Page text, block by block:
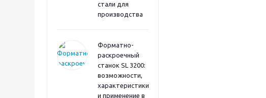
стали для
производства
Форматно-
раскроечный
станок SL 3200:
возможности,
характеристики
и применение в